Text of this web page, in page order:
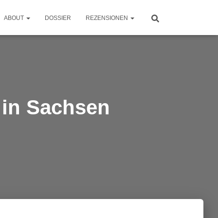
ABOUT DOSSIER REZENSIONEN
Sachsen